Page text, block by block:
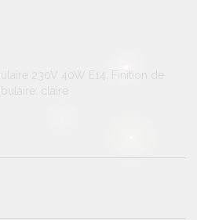
230V 40W E14 . Finition de
claire